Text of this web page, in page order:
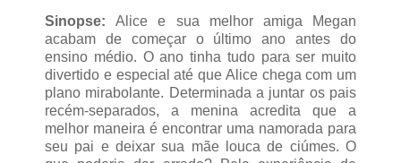
Sinopse:Alice e sua melhor amiga Megan
acabam de começar o último ano antes do
ensino médio. O ano tinha tudo para ser muito
divertido e especial até que Alice chega com um
plano mirabolante. Determinada a juntar os pais
recém-separados, a menina acredita que a
melhor maneira é encontrar uma namorada para
seu pai e deixar sua mãe louca de ciúmes. O